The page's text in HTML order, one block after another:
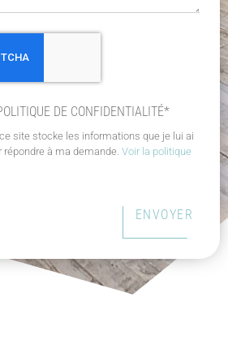
DE CONFIDENTIALITÉ*
site stocke les informations que je lui ai
à ma demande. Voir la politique
ENVOYER